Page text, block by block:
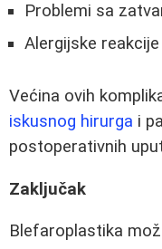
Problemi sa
Alergijske
Većina ovih
iskusnog hirurga i
postoperativnih
Zaključak
Blefaroplastika